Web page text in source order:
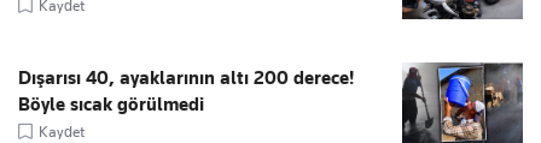
Kaydet
Dışarısı 40, ayaklarının altı 200 derece!
Böyle sıcak görülmedi
Kaydet